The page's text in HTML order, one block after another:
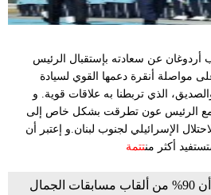
عن سعادته بإستقبال الرئيس
مواصلة أنقرة دعمها القوي لسيادة
الذي تربطنا به علاقات قوية. و
مع الرئيس عون تطرقت بشكل خاص إلى
الإسرائيلي لجنوب لبنان.و إعتبر أن
أكثر منتتمة
منار الصعيدي تكشف أن 90% من ألقاب مسابقات الجمال